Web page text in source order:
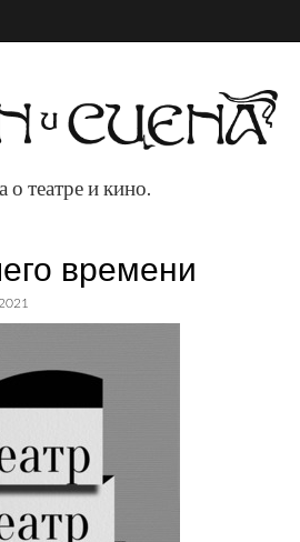
театре и
о театре и кино.
времени